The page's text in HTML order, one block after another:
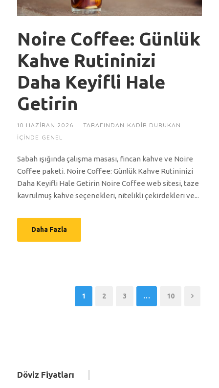
Noire Coffee: Günlük
Kahve Rutininizi
Daha Keyifli Hale
Getirin
10 HAZIRAN 2026 TARAFINDAN KADIR DURUKAN
IÇINDE GENEL
Sabah ışığında çalışma masası, fincan kahve ve Noire
Coffee paketi. Noire Coffee: Günlük Kahve Rutininizi
Daha Keyifli Hale Getirin Noire Coffee web sitesi, taze
kavrulmuş kahve seçenekleri, nitelikli çekirdekleri ve...
Daha Fazla
1 2 3 … 10
Döviz Fiyatları